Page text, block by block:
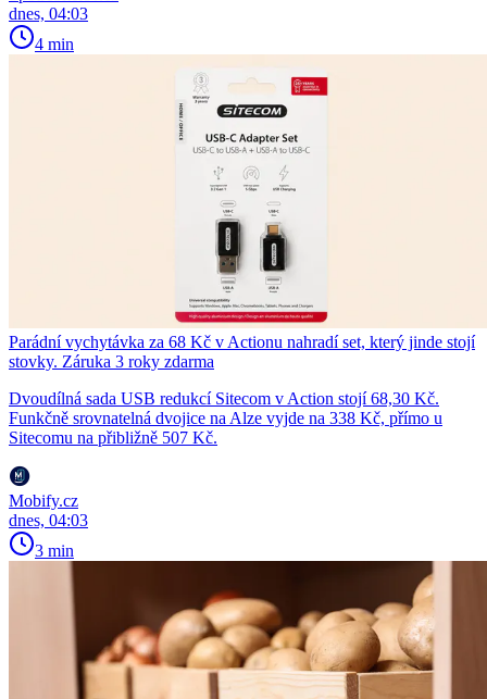
dnes, 04:03
4 min
Parádní vychytávka za 68 Kč v Actionu nahradí set, který jinde stojí
stovky. Záruka 3 roky zdarma
Dvoudílná sada USB redukcí Sitecom v Action stojí 68,30 Kč.
Funkčně srovnatelná dvojice na Alze vyjde na 338 Kč, přímo u
Sitecomu na přibližně 507 Kč.
Mobify.cz
dnes, 04:03
3 min